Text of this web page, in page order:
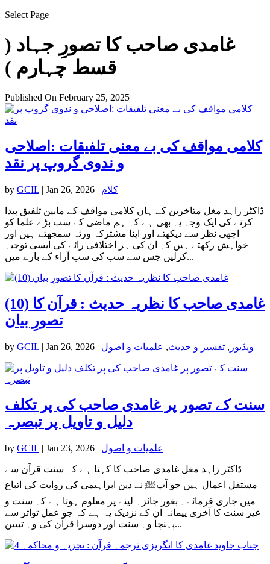
Select Page
غامدی صاحب کا تصورِ جہاد (
قسط چہارم )
Published On February 25, 2025
کلامی مواقف کی بے معنی تلفیقات :اصلاحی
و ندوی گروپ پر نقد
by GCIL | Jan 26, 2026 | کلام
ڈاکٹر زاہد مغل متاخرین کے ہاں کلامی مواقف کے مابین تلفیق پیدا
کرنے کی ایک وجہ یہ بھی ہے کہ ہم ماضی کے سب بڑے علما کو
اچھی نظر سے دیکھتے اور اپنا مشترکہ ورثہ سمجھتے ہیں اور
خواہش رکھتے ہیں کہ ان کی ہر اختلافی رائے کی ایسی توجیہ
کرلیں جس سے سب کی سب آراء کے بارے میں...
(10) غامدی صاحب کا نظریہ حدیث : قرآن کا
تصورِ بیان
by GCIL | Jan 26, 2026 | ویڈیوز , تفسیر و حدیث, علمیات و اصول
سنت کے تصور پر غامدی صاحب کی پر تکلف
دلیل و تاویل پر تبصرہ
by GCIL | Jan 23, 2026 | علمیات و اصول
ڈاکٹر زاہد مغل غامدی صاحب کا کہنا ہے کہ سنت قرآن سے
مستقل اعمال ہیں جو آپﷺ نے دین ابراہیمی کی روایت کی اتباع
میں جاری فرمائے۔ بغور جائزہ لینے پر معلوم ہوتا ہے کہ سنت و
غیر سنت کا آخری پیمانہ ان کے نزدیک یہ ہے کہ جو عمل تواتر سے
پہنچا وہ سنت اور دوسرا قرآن کی وہ تبیین...